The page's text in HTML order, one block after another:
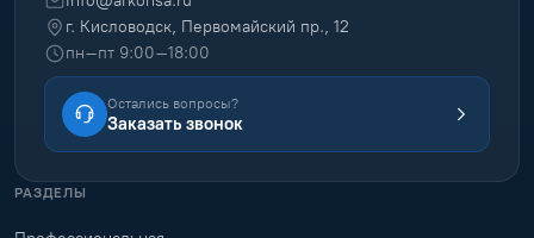
г. Кисловодск, Первомайский пр., 12
пн–пт 9:00–18:00
Остались вопросы?
Заказать звонок
РАЗДЕЛЫ